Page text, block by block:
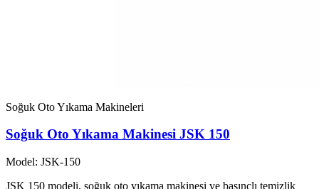
Soğuk Oto Yıkama Makineleri
Soğuk Oto Yıkama Makinesi JSK 150
Model: JSK-150
JSK 150 modeli, soğuk oto yıkama makinesi ve basınçlı temizlik